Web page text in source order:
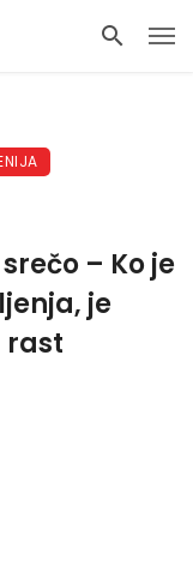
– Ko je
je
rast